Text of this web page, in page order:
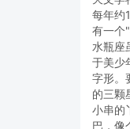
每年约
有一个
水瓶座
于美少
字形。
的三颗
小串的
巴，像